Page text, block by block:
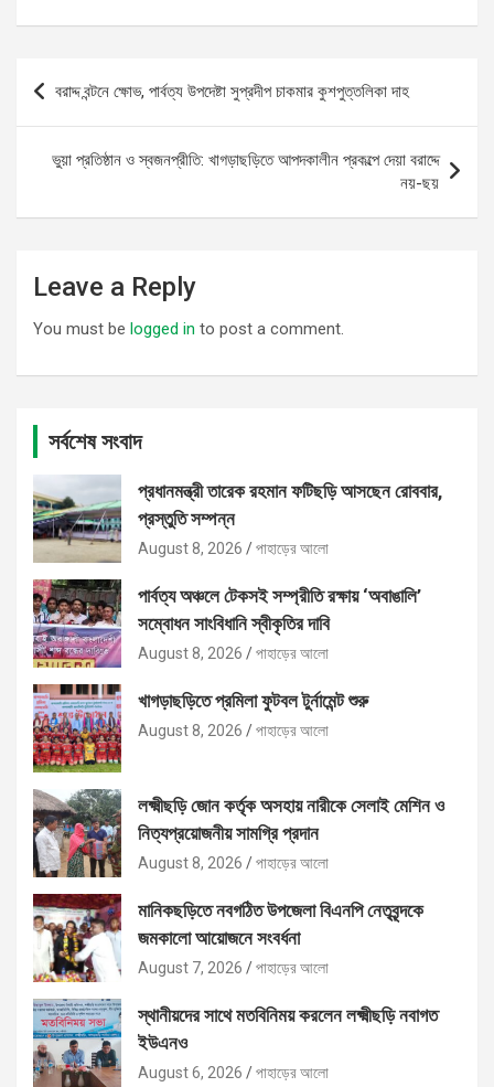
Post
navigation
বরাদ্দ বন্টনে ক্ষোভ, পার্বত্য উপদেষ্টা সুপ্রদীপ চাকমার কুশপুত্তলিকা দাহ
ভুয়া প্রতিষ্ঠান ও স্বজনপ্রীতি: খাগড়াছড়িতে আপদকালীন প্রকল্পে দেয়া বরাদ্দে
নয়-ছয়
Leave a Reply
You must be logged in to post a comment.
সর্বশেষ সংবাদ
প্রধানমন্ত্রী তারেক রহমান ফটিছড়ি আসছেন রোববার,
প্রস্তুতি সম্পন্ন
August 8, 2026 পাহাড়ের আলো
পার্বত্য অঞ্চলে টেকসই সম্প্রীতি রক্ষায় ‘অবাঙালি’
সম্বোধন সাংবিধানি স্বীকৃতির দাবি
August 8, 2026 পাহাড়ের আলো
খাগড়াছড়িতে প্রমিলা ফুটবল টুর্নামেন্ট শুরু
August 8, 2026 পাহাড়ের আলো
লক্ষ্মীছড়ি জোন কর্তৃক অসহায় নারীকে সেলাই মেশিন ও
নিত্যপ্রয়োজনীয় সামগ্রি প্রদান
August 8, 2026 পাহাড়ের আলো
মানিকছড়িতে নবগঠিত উপজেলা বিএনপি নেতৃবৃন্দকে
জমকালো আয়োজনে সংবর্ধনা
August 7, 2026 পাহাড়ের আলো
স্থানীয়দের সাথে মতবিনিময় করলেন লক্ষ্মীছড়ি নবাগত
ইউএনও
August 6, 2026 পাহাড়ের আলো